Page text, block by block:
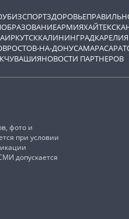
СПОРТЗДОРОВЬЕ
ОБРАЗОВАНИЕАРМИЯХАЙТЕК
ИРКУТСККАЛИНИНГРАДКАРЕЛИЯ
РОСТОВ-НА-ДОНУСАМАРА
ЧУВАШИЯНОВОСТИ ПАРТНЕРОВ
фото и
при условии
допускается